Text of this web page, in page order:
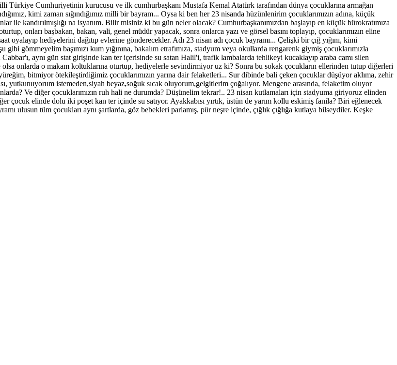
Türkiye Cumhuriyetinin kurucusu ve ilk cumhurbaşkanı Mustafa Kemal Atatürk tarafından dünya çocuklarına armağan
kimi zaman sığındığımız milli bir bayram... Oysa ki ben her 23 nisanda hüzünlenirim çocuklarımızın adına, küçük
ile kandırılmışlığı na isyanım. Bilir misiniz ki bu gün neler olacak? Cumhurbaşkanımızdan başlayıp en küçük bürokratımıza
onları başbakan, bakan, vali, genel müdür yapacak, sonra onlarca yazı ve görsel basını toplayıp, çocuklarımızın eline
oyalayıp hediyelerini dağıtıp evlerine gönderecekler. Adı 23 nisan adı çocuk bayramı... Çelişki bir çığ yığını, kimi
gömmeyelim başımızı kum yığınına, bakalım etrafımıza, stadyum veya okullarda rengarenk giymiş çocuklarımızla
aynı gün stat girişinde kan ter içerisinde su satan Halil'i, trafik lambalarda tehlikeyi kucaklayıp araba camı silen
onlarda o makam koltuklarına oturtup, hediyelerle sevindirmiyor uz ki? Sonra bu sokak çocukların ellerinden tutup diğerleri
bitmiyor ötekileştirdiğimiz çocuklarımızın yarına dair felaketleri... Sur dibinde bali çeken çocuklar düşüyor aklıma, zehir
yutkunuyorum istemeden,siyah beyaz,soğuk sıcak oluyorum,gelgitlerim çoğalıyor. Mengene arasında, felaketim oluyor
Ve diğer çocuklarımızın ruh hali ne durumda? Düşünelim tekrar!.. 23 nisan kutlamaları için stadyuma giriyoruz elinden
çocuk elinde dolu iki poşet kan ter içinde su satıyor. Ayakkabısı yırtık, üstün de yarım kollu eskimiş fanila? Biri eğlenecek
ulusun tüm çocukları aynı şartlarda, göz bebekleri parlamış, pür neşre içinde, çığlık çığlığa kutlaya bilseydiler. Keşke